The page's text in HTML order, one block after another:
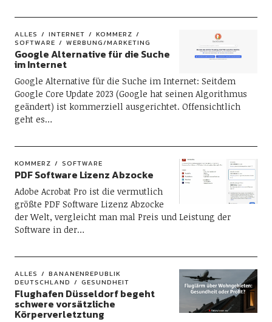
ALLES INTERNET
KOMMERZ
SOFTWARE
WERBUNG/MARKETING
Google Alternative für die Suche
im Internet
Google Alternative für die Suche im Internet: Seitdem
Google Core Update 2023 (Google hat seinen Algorithmus
geändert) ist kommerziell ausgerichtet. Offensichtlich
geht es…
KOMMERZ SOFTWARE
PDF Software Lizenz Abzocke
Adobe Acrobat Pro ist die vermutlich
größte PDF Software Lizenz Abzocke
der Welt, vergleicht man mal Preis und Leistung der
Software in der…
ALLES
BANANENREPUBLIK
DEUTSCHLAND
GESUNDHEIT
Flughafen Düsseldorf begeht
schwere vorsätzliche
Körperverletztung